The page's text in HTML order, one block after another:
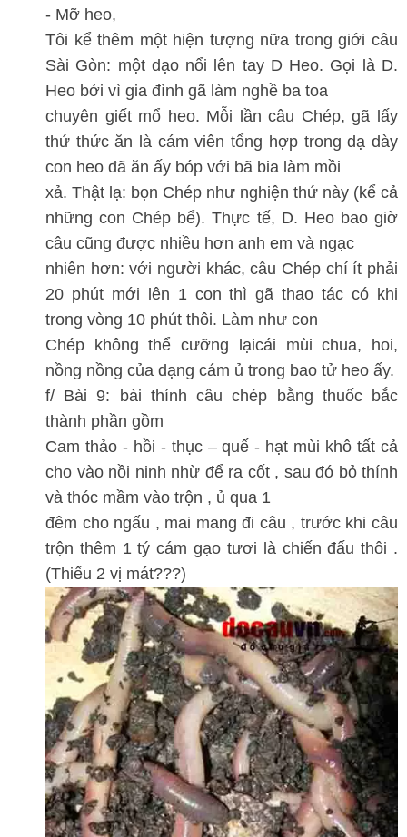
- Mỡ heo,
Tôi kể thêm một hiện tượng nữa trong giới câu
Sài Gòn: một dạo nổi lên tay D Heo. Gọi là D.
Heo bởi vì gia đình gã làm nghề ba toa
chuyên giết mổ heo. Mỗi lần câu Chép, gã lấy
thứ thức ăn là cám viên tổng hợp trong dạ dày
con heo đã ăn ấy bóp với bã bia làm mồi
xả. Thật lạ: bọn Chép như nghiện thứ này (kể cả
những con Chép bể). Thực tế, D. Heo bao giờ
câu cũng được nhiều hơn anh em và ngạc
nhiên hơn: với người khác, câu Chép chí ít phải
20 phút mới lên 1 con thì gã thao tác có khi
trong vòng 10 phút thôi. Làm như con
Chép không thể cưỡng lạicái mùi chua, hoi,
nồng nồng của dạng cám ủ trong bao tử heo ấy.
f/ Bài 9: bài thính câu chép bằng thuốc bắc
thành phần gồm
Cam thảo - hồi - thục – quế - hạt mùi khô tất cả
cho vào nồi ninh nhừ để ra cốt , sau đó bỏ thính
và thóc mầm vào trộn , ủ qua 1
đêm cho ngấu , mai mang đi câu , trước khi câu
trộn thêm 1 tý cám gạo tươi là chiến đấu thôi .
(Thiếu 2 vị mát???)